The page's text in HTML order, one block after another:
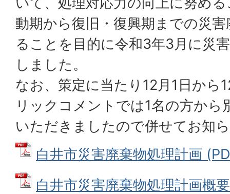
動期から復旧・復興期までの災
ることを目的に令和3年3月に災
しました。
なお、策定に当たり12月1日から
リックコメントでは1名の方から
いただきましたので併せてお知
白井市災害廃棄物処理計画
白井市災害廃棄物処理計画概